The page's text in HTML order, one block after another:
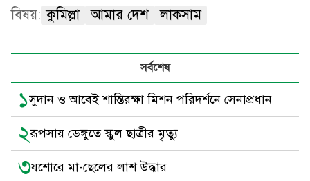
বিষয়: কুমিল্লা আমার দেশ লাকসাম
সর্বশেষ
১সুদান ও আবেই শান্তিরক্ষা মিশন পরিদর্শনে সেনাপ্রধান
২রূপসায় ডেঙ্গুতে স্কুল ছাত্রীর মৃত্যু
৩যশোরে মা-ছেলের লাশ উদ্ধার